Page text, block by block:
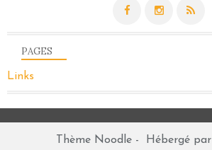
PAGES
Links
Thème Noodle - Hébergé par